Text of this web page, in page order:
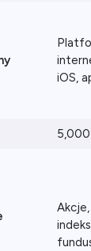
iOS,